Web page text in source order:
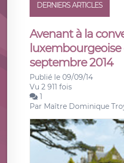
DERNIERS ARTICLES
Avenant à la
luxembourgeoise
septembre 2014
Publié le 09/09/14
Vu 2 911 fois
1
Par Maître Dominique